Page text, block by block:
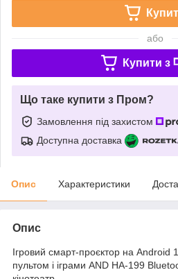
або
Купити з
Що таке купити з Пром?
Замовлення під захистом
Доступна доставка
Опис Характеристики
Опис
Ігровий смарт-проєктор на Android
пультом і іграми AND HA-199